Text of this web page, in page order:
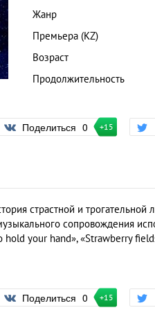
Жанр
Премьера (KZ)
Возраст
Продолжительность
Поделиться 0 +15
страстной и
сопровождения
hold your hand», «Strawberry
Поделиться 0 +15